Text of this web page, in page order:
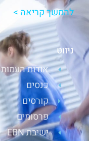
להמשך קריאה >
ניווט
אודות
כנסים
קורסים
פרסומים
ישיבת EBN